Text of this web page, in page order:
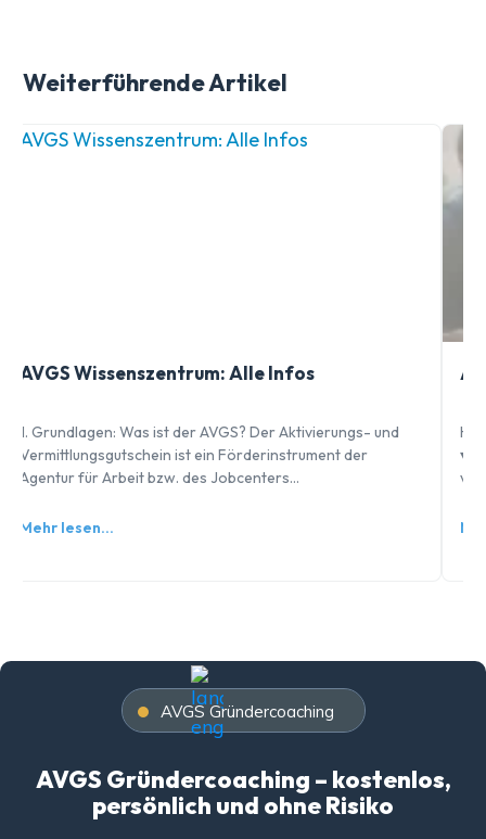
Weiterführende Artikel
AVGS Wissenszentrum: Alle Infos
1. Grundlagen: Was ist der AVGS? Der Aktivierungs- und
Vermittlungsgutschein ist ein Förderinstrument der
Agentur für Arbeit bzw. des Jobcenters…
Mehr lesen…
AVGS Gründercoaching
AVGS Gründercoaching – kostenlos,
persönlich und ohne Risiko